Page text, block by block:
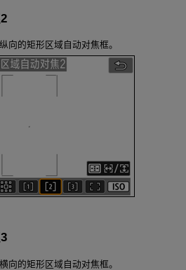
向的矩形区域自动对焦框。
向的矩形区域自动对焦框。